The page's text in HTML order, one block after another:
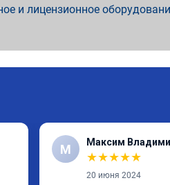
и лицензионное
М Максим
★★★★★
20 июня 2024